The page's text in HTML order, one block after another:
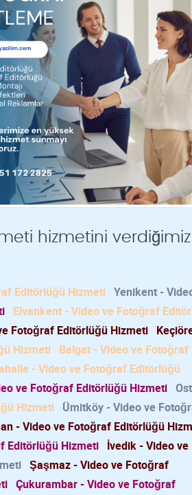
hizmetini verdiğimiz
Editörlüğü Hizmeti Yenikent -
Elvankent - Video ve Fotoğraf
Fotoğraf Editörlüğü Hizmeti
Hizmeti Balgat - Video ve Fotoğraf
- Video ve Fotoğraf Editörlüğü
ve Fotoğraf Editörlüğü Hizmeti
Hizmeti Ümitköy - Video ve
- Video ve Fotoğraf Editörlüğü
Editörlüğü Hizmeti İvedik - Video ve
Şaşmaz - Video ve Fotoğraf
Çukurambar - Video ve Fotoğraf